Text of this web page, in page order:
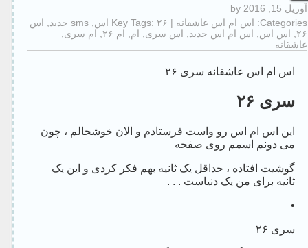
آوریل 15, 2016
by
Categories:
اس ام اس عاشقانه | Key Tags: ۲۶ اس , sms جدید , اس
۲۶, اس اس, اس ام اس جدید, اس سری, ام, ام ۲۶ , ام سری,
عاشقانه
اس ام اس عاشقانه سری ۲۶
سری ۲۶
این اس ام اس رو واست فرستادم و الان خوشحالم ، چون
می دونم اسمم روی صفحه
گوشیت افتاده ، حداقل یک ثانیه بهم فکر کردی و این یک
ثانیه برای من یک دنیاست . . .
•
سری ۲۶